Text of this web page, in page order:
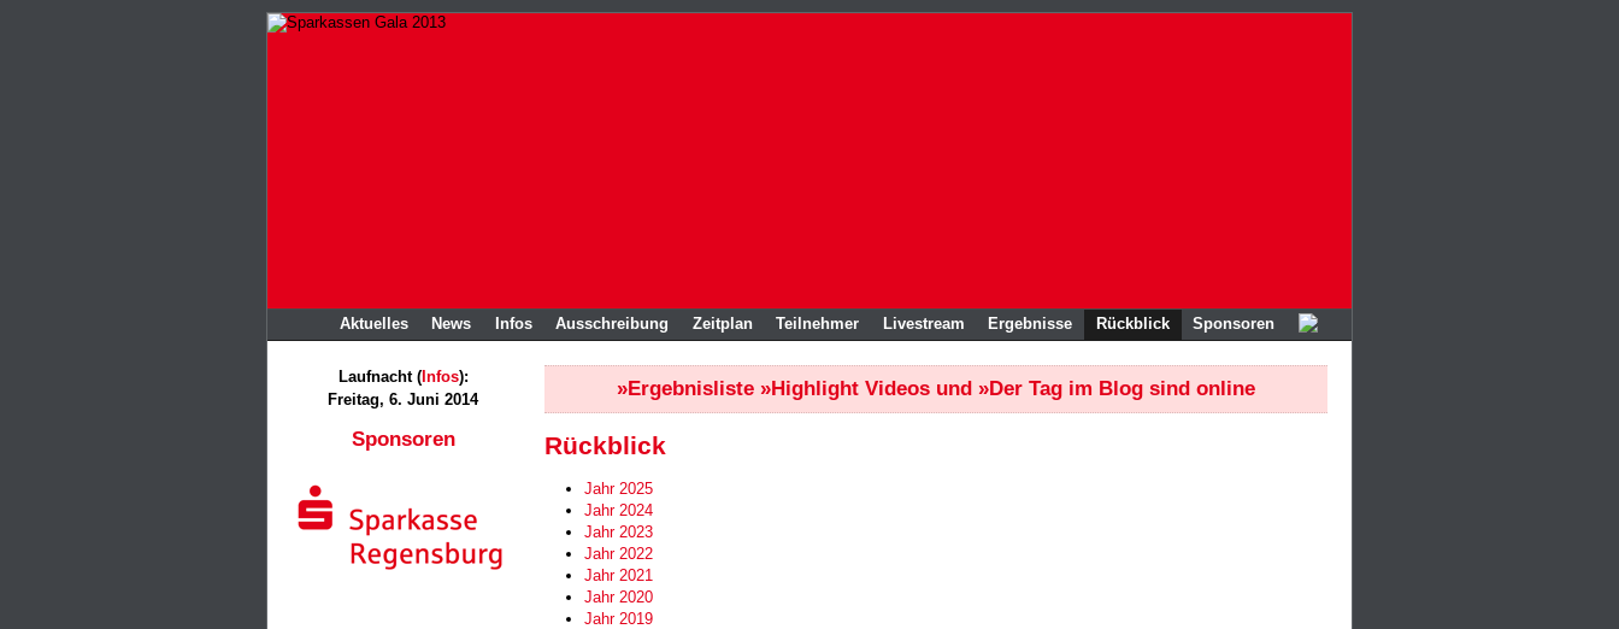
Aktuelles News Infos Ausschreibung Zeitplan Teilnehmer Livestream Ergebnisse Rückblick Sponsoren
Laufnacht (Infos):
Freitag, 6. Juni 2014
Sponsoren
»Ergebnisliste »Highlight Videos und »Der Tag im Blog sind online
Rückblick
Jahr 2025
Jahr 2024
Jahr 2023
Jahr 2022
Jahr 2021
Jahr 2020
Jahr 2019